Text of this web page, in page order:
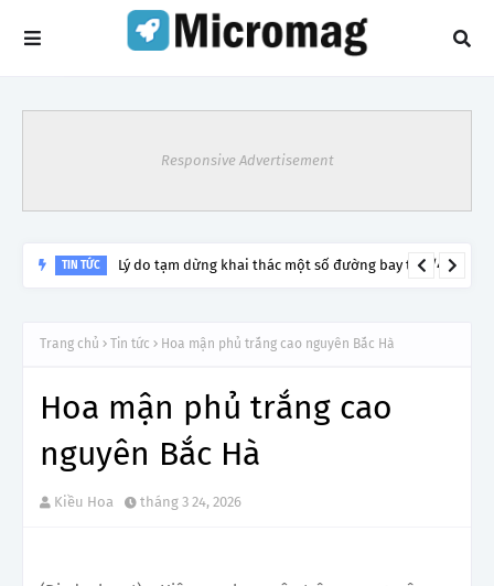
Responsive Advertisement
TIN TỨC Lý do tạm dừng khai thác một số đường bay từ 1/4
Trang chủ Tin tức Hoa mận phủ trắng cao nguyên Bắc Hà
Hoa mận phủ trắng cao
nguyên Bắc Hà
Kiều Hoa tháng 3 24, 2026